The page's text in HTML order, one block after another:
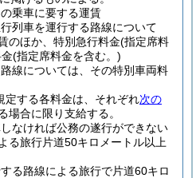
乗車に要する運賃
列車を運行する路線について
のほか、特別急行料金(指定席料
(指定席料金を含む。)
線については、その特別車両料
定する各料金は、それぞれ次の
場合に限り支給する。
なければ公務の遂行ができない
る旅行片道50キロメートル以上
る路線による旅行で片道60キロ